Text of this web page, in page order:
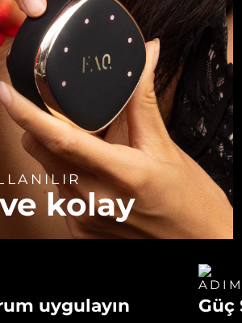
kolay
uygulayın Güç
Tahmini teslim tarihi 4/2/2026